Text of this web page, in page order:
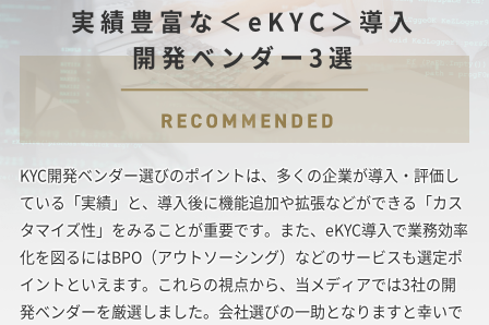
実績豊富な＜eKYC＞導入
開発ベンダー3選
KYC開発ベンダー選びのポイントは、多くの企業が導入・評価し
ている「実績」と、導入後に機能追加や拡張などができる「カス
タマイズ性」をみることが重要です。また、eKYC導入で業務効率
化を図るにはBPO（アウトソーシング）などのサービスも選定ポ
イントといえます。これらの視点から、当メディアでは3社の開
発ベンダーを厳選しました。会社選びの一助となりますと幸いで